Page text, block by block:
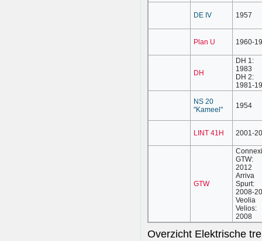
DH 1:
1983
DH 2:
1981-
"Kameel"
GTW:
2012
Arriva
Spurt:
2008-
Veolia
Velios:
2008
Overzicht Elektrische